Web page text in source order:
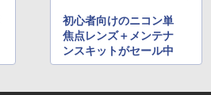
初心者向けのニコン単
焦点レンズ＋メンテナ
ンスキットがセール中